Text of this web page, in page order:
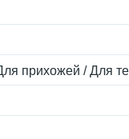
прихожей / Для